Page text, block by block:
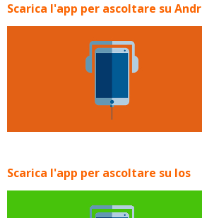
Scarica l'app per ascoltare su
Scarica l'app per ascoltare su Ios